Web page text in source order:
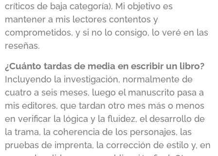
críticos de baja categoría). Mi objetivo es
mantener a mis lectores contentos y
comprometidos, y si no lo consigo, lo veré en las
reseñas.
¿Cuánto tardas de media en escribir un libro?
Incluyendo la investigación, normalmente de
cuatro a seis meses, luego el manuscrito pasa a
mis editores, que tardan otro mes más o menos
en verificar la lógica y la fluidez, el desarrollo de
la trama, la coherencia de los personajes, las
pruebas de imprenta, la corrección de estilo y, en